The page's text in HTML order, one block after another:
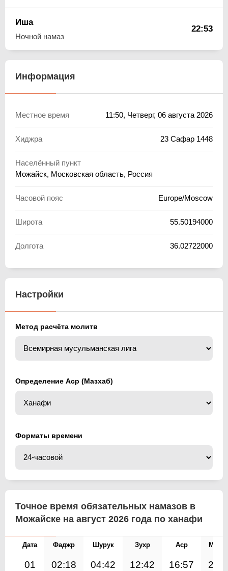
Иша
Ночной намаз
22:53
Информация
Местное время 11:50, Четверг, 06 августа 2026
Хиджра 23 Сафар 1448
Населённый пункт
Можайск, Московская область, Россия
Часовой пояс Europe/Moscow
Широта 55.50194000
Долгота 36.02722000
Настройки
Метод расчёта молитв
Определение Аср (Мазхаб)
Форматы времени
Точное время обязательных намазов в
Можайске на август 2026 года по ханафи
Дата Фаджр Шурук Зухр Аср
01 02:18 04:42 12:42 16:57